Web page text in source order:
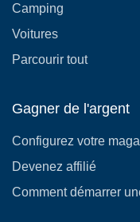
Camping
Voitures
Parcourir tout
Gagner de l'argent
Configurez votre
Devenez affilié
Comment démarrer